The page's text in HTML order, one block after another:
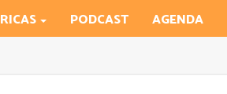
PODCAST AGENDA